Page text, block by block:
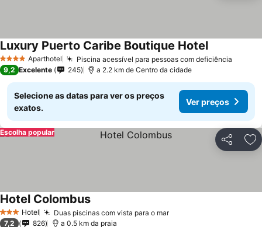
4 EstrelasAparthotel Piscina acessível para pessoas com deficiência
Luxury Puerto Caribe Boutique HotelVer preços
9,2 Excelente 245 a 2.2 km de Centro da cidade
Selecione as datas para ver os preços
exatos.
Ver preços
Partilhar
Escolha popular
3 EstrelasHotel Duas piscinas com vista para o marVer preços
Hotel ColombusVer preços
7,2 826 a 0.5 km da praia